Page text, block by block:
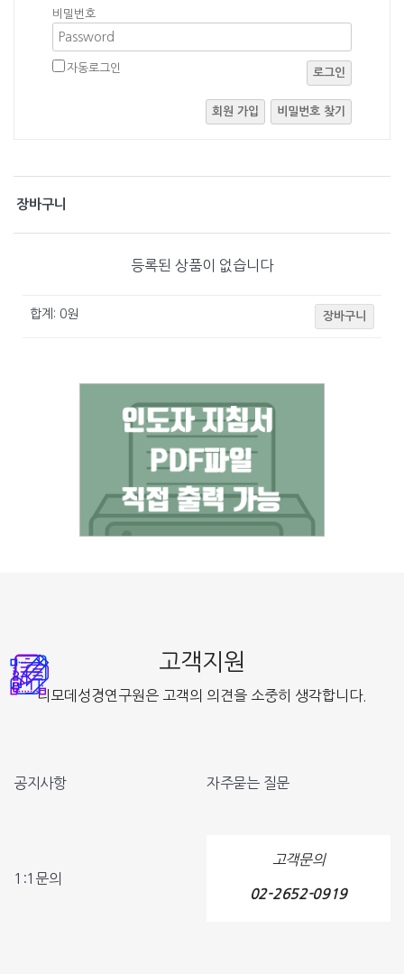
비밀번호
자동로그인 로그인
회원 가입 비밀번호 찾기
장바구니
등록된 상품이 없습니다
합계: 0원 장바구니
고객지원
디모데성경연구원은 고객의 의견을 소중히 생각합니다.
공지사항 자주묻는 질문
1:1문의
고객문의
02-2652-0919